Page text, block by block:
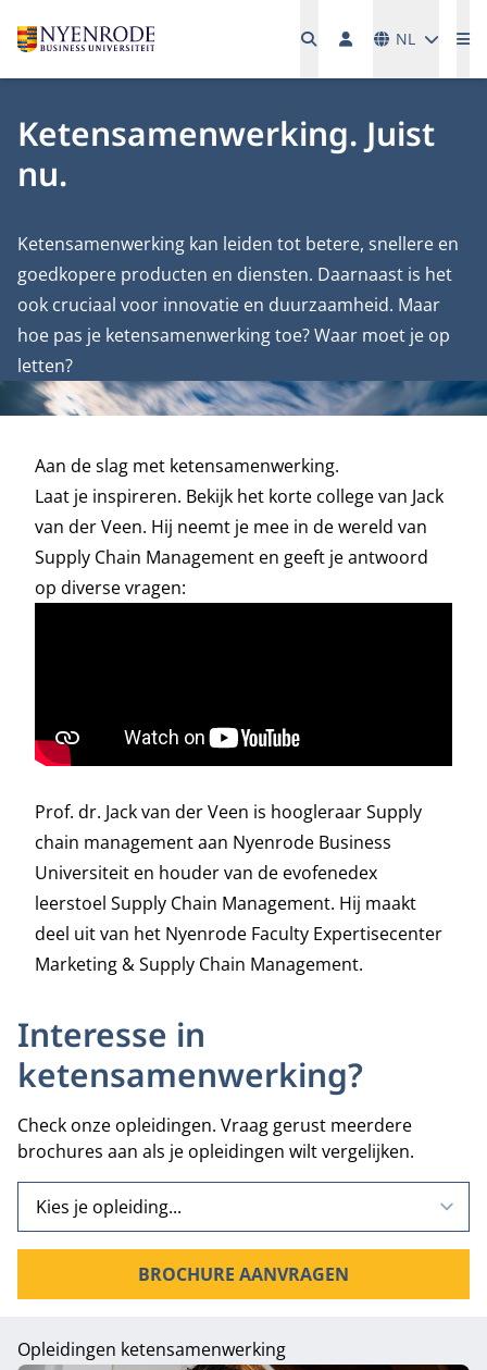
NL
Ketensamenwerking. Juist
nu.
Ketensamenwerking kan leiden tot betere, snellere en
goedkopere producten en diensten. Daarnaast is het
ook cruciaal voor innovatie en duurzaamheid. Maar
hoe pas je ketensamenwerking toe? Waar moet je op
letten?
Aan de slag met ketensamenwerking.
Laat je inspireren. Bekijk het korte college van Jack
van der Veen. Hij neemt je mee in de wereld van
Supply Chain Management en geeft je antwoord
op diverse vragen:
Prof. dr. Jack van der Veen is hoogleraar Supply
chain management aan Nyenrode Business
Universiteit en houder van de evofenedex
leerstoel Supply Chain Management. Hij maakt
deel uit van het Nyenrode Faculty Expertisecenter
Marketing & Supply Chain Management.
Interesse in
ketensamenwerking?
Check onze opleidingen. Vraag gerust meerdere
brochures aan als je opleidingen wilt vergelijken.
BROCHURE AANVRAGEN
Opleidingen ketensamenwerking